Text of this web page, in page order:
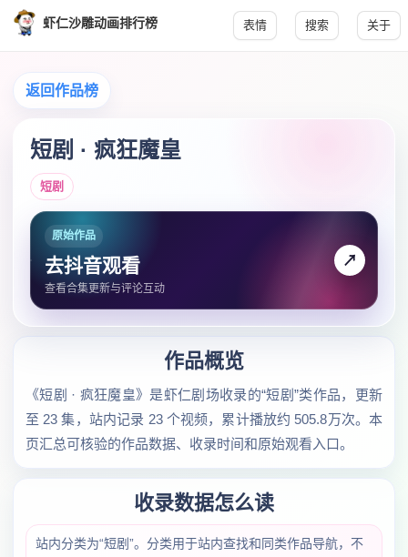
虾仁沙雕动画排行榜 表情 搜索 关于
返回作品榜
短剧 · 疯狂魔皇
短剧
原始作品
去抖音观看
查看合集更新与评论互动
↗
作品概览
《短剧 · 疯狂魔皇》是虾仁剧场收录的“短剧”类作品，更新
至 23 集，站内记录 23 个视频，累计播放约 505.8万次。本
页汇总可核验的作品数据、收录时间和原始观看入口。
收录数据怎么读
站内分类为“短剧”。分类用于站内查找和同类作品导航，不